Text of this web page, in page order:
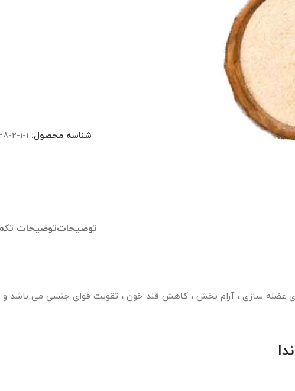
شناسه محصول: 2-1-1
توضیحاتتوضیحات
عضله سازی ، آرام بخش ، کاهش قند خون ، تقویت قوای جنسی می